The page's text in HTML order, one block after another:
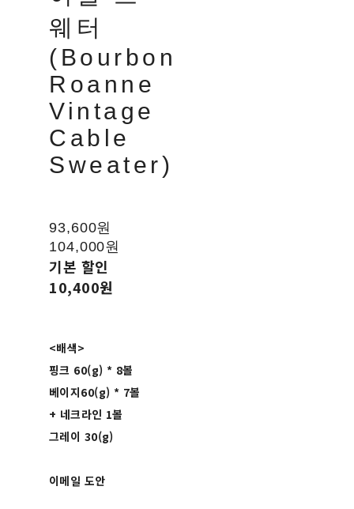
웨터
(Bourbon
Roanne
Vintage
Cable
Sweater)
93,600원
104,000원
기본 할인
10,400원
<배색>
핑크 60(g) * 8볼
베이지60(g) * 7볼
+ 네크라인 1볼
그레이 30(g)
이메일 도안